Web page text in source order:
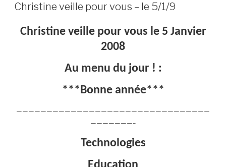
LE
Christine veille pour vous – le 5/1/9
Christine veille pour vous le 5 Janvier
2008
Au menu du jour ! :
***Bonne année***
————————————————————————————————
———————–
Technologies